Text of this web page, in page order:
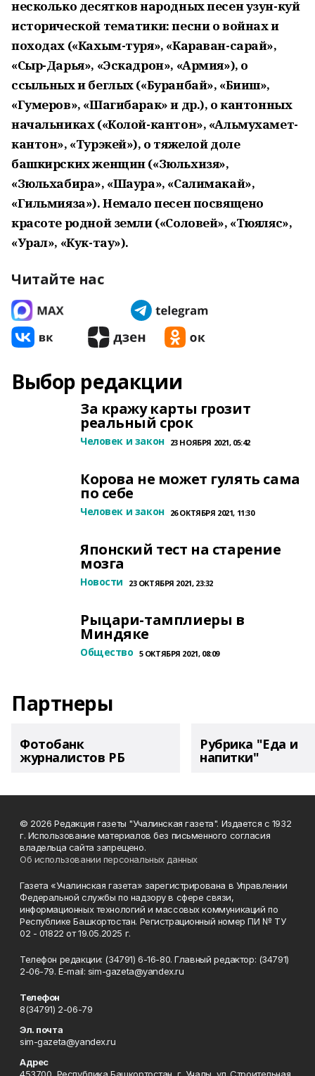
несколько десятков народных песен узун-куй
исторической тематики: песни о войнах и
походах («Кахым-туря», «Караван-сарай»,
«Сыр-Дарья», «Эскадрон», «Армия»), о
ссыльных и беглых («Буранбай», «Бииш»,
«Гумеров», «Шагибарак» и др.), о кантонных
начальниках («Колой-кантон», «Альмухамет-
кантон», «Турэкей»), о тяжелой доле
башкирских женщин («Зюльхизя»,
«Зюльхабира», «Шаура», «Салимакай»,
«Гильмияза»). Немало песен посвящено
красоте родной земли («Соловей», «Тюяляс»,
«Урал», «Кук-тау»).
Читайте нас
Выбор редакции
За кражу карты грозит
реальный срок
Человек и закон 23 НОЯБРЯ 2021, 05:42
Корова не может гулять сама
по себе
Человек и закон 26 ОКТЯБРЯ 2021, 11:30
Японский тест на старение
мозга
Новости 23 ОКТЯБРЯ 2021, 23:32
Рыцари-тамплиеры в
Миндяке
Общество 5 ОКТЯБРЯ 2021, 08:09
Партнеры
Фотобанк
журналистов РБ
Рубрика "Еда и
напитки"
© 2026 Редакция газеты "Учалинская газета". Издается с 1932
г. Использование материалов без письменного согласия
владельца сайта запрещено.
Об использовании персональных данных
Газета «Учалинская газета» зарегистрирована в Управлении
Федеральной службы по надзору в сфере связи,
информационных технологий и массовых коммуникаций по
Республике Башкортостан. Регистрационный номер ПИ № ТУ
02 - 01822 от 19.05.2025 г.
Телефон редакции: (34791) 6-16-80. Главный редактор: (34791)
2-06-79. Е-mаil: sim-gazeta@yandex.ru
Телефон
8(34791) 2-06-79
Эл. почта
sim-gazeta@yandex.ru
Адрес